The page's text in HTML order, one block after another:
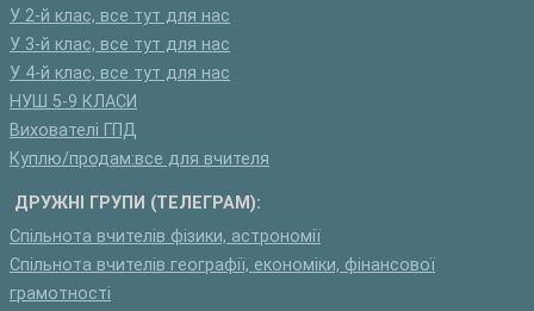
У 2-й клас, все тут для нас
У 3-й клас, все тут для нас
У 4-й клас, все тут для нас
НУШ 5-9 КЛАСИ
Вихователі ГПД
Куплю/продам:все для вчителя
ДРУЖНІ ГРУПИ (ТЕЛЕГРАМ):
Спільнота вчителів фізики, астрономії
Спільнота вчителів географії, економіки, фінансової
грамотності